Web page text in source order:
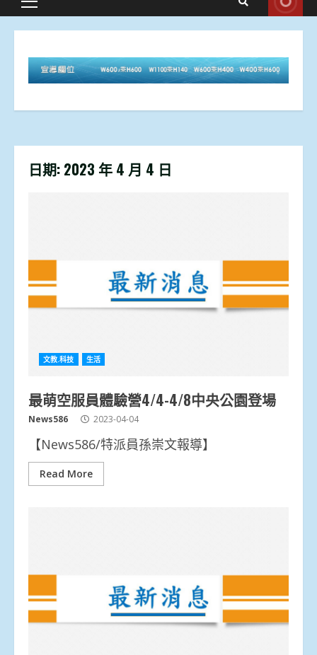
Primary
日期: 2023 年 4 月 4 日
文教.科技 生活
最萌空服員體驗營4/4-4/8中央公園登場
News586 2023-04-04
【News586/特派員孫崇文報導】
Read More